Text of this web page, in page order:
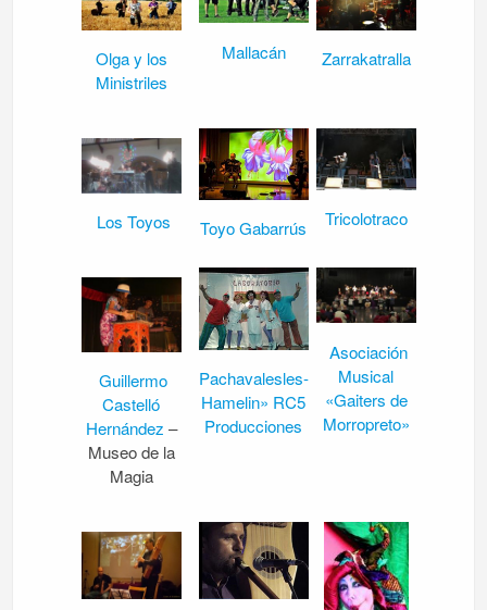
Olga y los
Ministriles
Mallacán Zarrakatralla
Los Toyos Toyo Gabarrús Tricolotraco
Guillermo
Castelló
Hernández –
Museo de la
Magia
Pachavalesles-
Hamelin» RC5
Producciones
Asociación
Musical
«Gaiters de
Morropreto»